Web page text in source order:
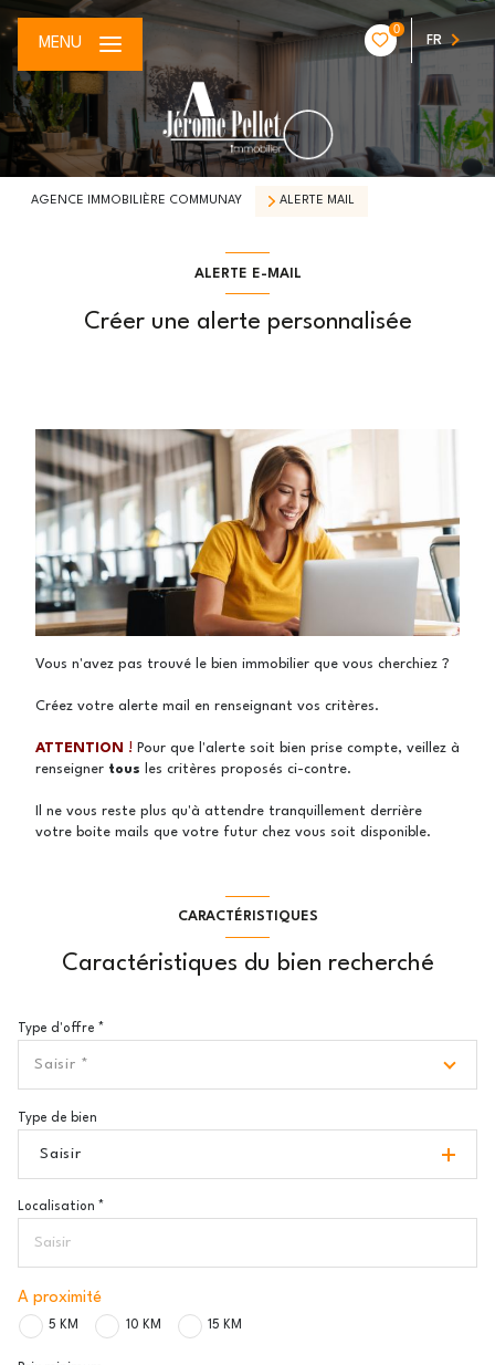
0
FR
MENU
AGENCE IMMOBILIÈRE COMMUNAY ALERTE MAIL
ALERTE E-MAIL
Créer une alerte personnalisée
Vous n'avez pas trouvé le bien immobilier que vous cherchiez ?
Créez votre alerte mail en renseignant vos critères.
ATTENTION ! Pour que l'alerte soit bien prise compte, veillez à
renseigner tous les critères proposés ci-contre.
Il ne vous reste plus qu'à attendre tranquillement derrière
votre boite mails que votre futur chez vous soit disponible.
CARACTÉRISTIQUES
Caractéristiques du bien recherché
Type d'offre *
Saisir *
Type de bien
Saisir
Localisation *
A proximité
5 KM 10 KM 15 KM